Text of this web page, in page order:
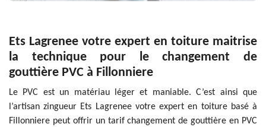
Ets Lagrenee votre expert en toiture maitrise
la technique pour le changement de
gouttière PVC à Fillonniere
Le PVC est un matériau léger et maniable. C’est ainsi que
l’artisan zingueur Ets Lagrenee votre expert en toiture basé à
Fillonniere peut offrir un tarif changement de gouttière en PVC